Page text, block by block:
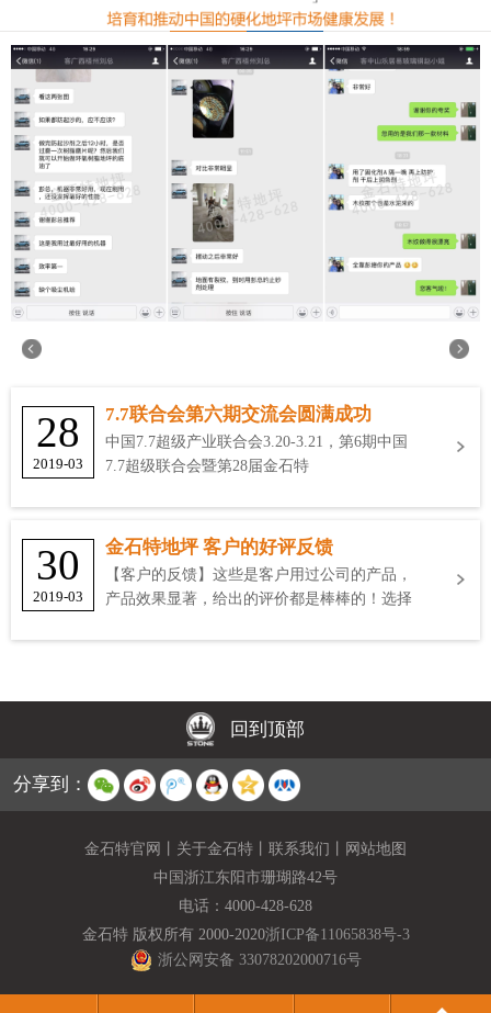
28
2019-03
7.7联合会第六期交流会圆满成功
中国7.7超级产业联合会3.20-3.21，第6期中国
7.7超级联合会暨第28届金石特
30
2019-03
金石特地坪 客户的好评反馈
【客户的反馈】这些是客户用过公司的产品，
产品效果显著，给出的评价都是棒棒的！选择
回到顶部
分享到：
金石特官网 关于金石特 联系我们
网站地图
中国浙江东阳市珊瑚路42号
电话： 4000-428-628
金石特 版权所有 2000-2020浙ICP备11065838号-3
浙公网安备 33078202000716号